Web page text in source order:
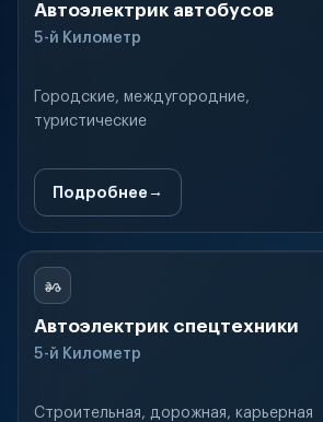
Автоэлектрик автобусов
5-й Километр
Городские, междугородние,
туристические
Подробнее
Автоэлектрик спецтехники
5-й Километр
Строительная, дорожная, карьерная